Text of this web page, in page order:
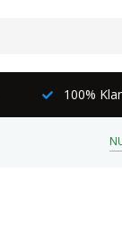
100%